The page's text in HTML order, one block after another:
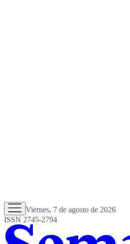
Viernes, 7 de agosto de 2026
ISSN 2745-2794